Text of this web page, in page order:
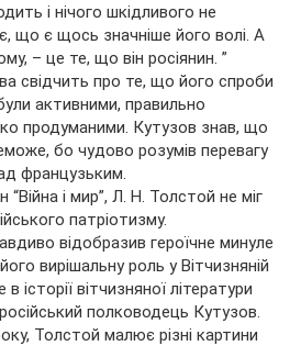
і нічого шкідливого не
що є щось значніше його волі. А
– це те, що він росіянин. ”
свідчить про те, що його спроби
активними, правильно
продуманими. Кутузов знав, що
бо чудово розумів перевагу
французьким.
і мир”, Л. Н. Толстой не міг
патріотизму.
відобразив героїчне минуле
вирішальну роль у Вітчизняній
історії вітчизняної літератури
полководець Кутузов.
Толстой малює різні картини